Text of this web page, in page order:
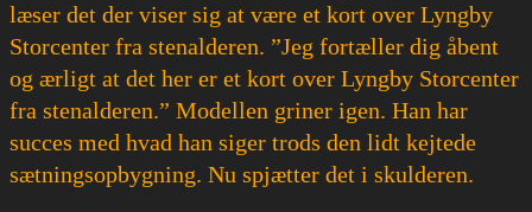
læser det der viser sig at være et kort over Lyngby
Storcenter fra stenalderen. ”Jeg fortæller dig åbent
og ærligt at det her er et kort over Lyngby Storcenter
fra stenalderen.” Modellen griner igen. Han har
succes med hvad han siger trods den lidt kejtede
sætningsopbygning. Nu spjætter det i skulderen.